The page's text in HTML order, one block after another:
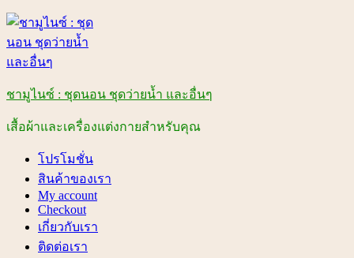
Skip
content
ชามูไนซ์ : ชุดนอน ชุดว่ายน้ำ และอื่นๆ
เสื้อผ้าและเครื่องแต่งกายสำหรับคุณ
โปรโมชั่น
สินค้าของเรา
My account
Checkout
เกี่ยวกับเรา
ติดต่อเรา